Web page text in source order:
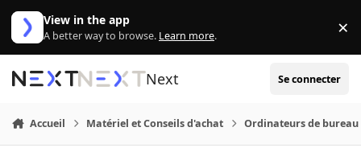
Aller au contenu
View in the app
A better way to browse. Learn more. ×
Next Se connecter
Accueil Matériel et Conseils d'achat Ordinateurs de bureau